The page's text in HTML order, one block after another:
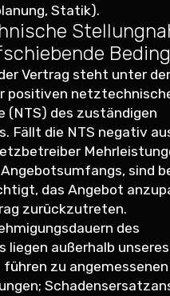
Statik).
Vertrag steht unter
positiven
(NTS) des zuständigen
Fällt die NTS negativ
sind
das Angebot
zurückzutreten.
des
liegen außerhalb unseres
führen zu angemessenen